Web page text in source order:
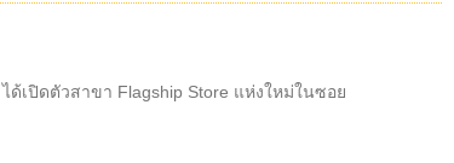
เปิดตัวสาขา Flagship Store แห่งใหม่ในซอย